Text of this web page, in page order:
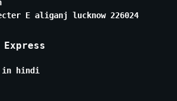
E aliganj lucknow 226024
Express
in hindi